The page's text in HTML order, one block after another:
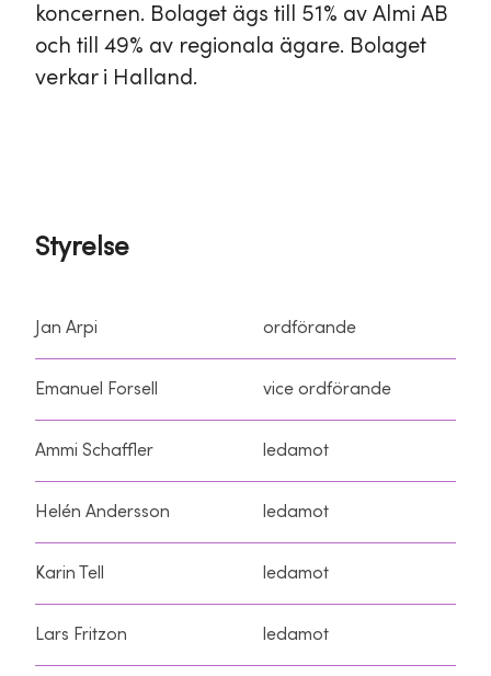
koncernen. Bolaget ägs till 51% av Almi AB
och till 49% av regionala ägare. Bolaget
verkar i Halland.
Styrelse
Jan Arpi ordförande
Emanuel Forsell vice ordförande
Ammi Schaffler ledamot
Helén Andersson ledamot
Karin Tell ledamot
Lars Fritzon ledamot